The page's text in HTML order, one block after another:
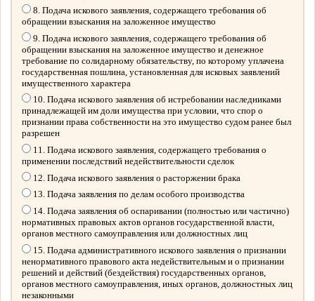
8. Подача искового заявления, содержащего требования об
обращении взыскания на заложенное имущество
9. Подача искового заявления, содержащего требования об
обращении взыскания на заложенное имущество и денежное
требование по солидарному обязательству, по которому уплачена
государственная пошлина, установленная для исковых заявлений
имущественного характера
10. Подача искового заявления об истребовании наследниками
принадлежащей им доли имущества при условии, что спор о
признании права собственности на это имущество судом ранее был
разрешен
11. Подача искового заявления, содержащего требования о
применении последствий недействительности сделок
12. Подача искового заявления о расторжении брака
13. Подача заявления по делам особого производства
14. Подача заявления об оспаривании (полностью или частично)
нормативных правовых актов органов государственной власти,
органов местного самоуправления или должностных лиц
15. Подача административного искового заявления о признании
ненормативного правового акта недействительным и о признании
решений и действий (бездействия) государственных органов,
органов местного самоуправления, иных органов, должностных лиц
незаконными